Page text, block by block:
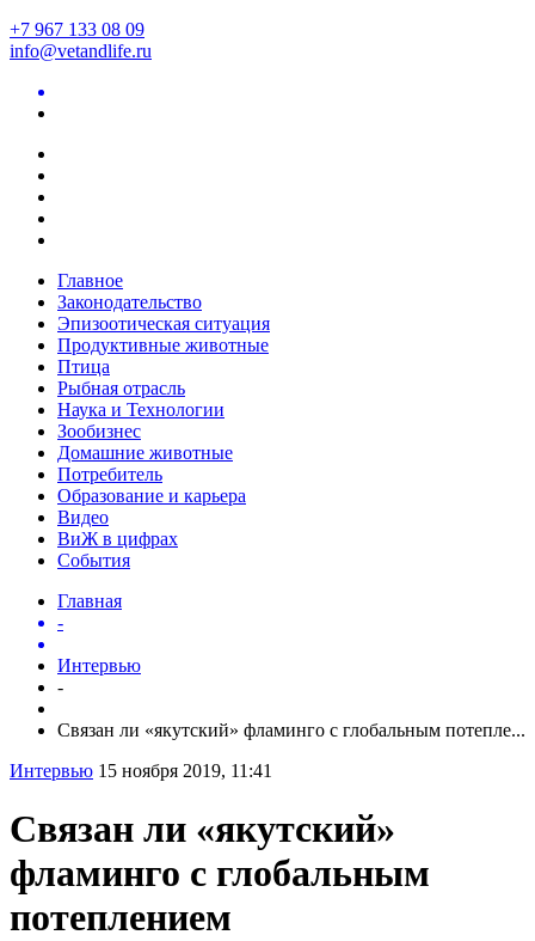
+7 967 133 08 09
info@vetandlife.ru
Главное
Законодательство
Эпизоотическая ситуация
Продуктивные животные
Птица
Рыбная отрасль
Наука и Технологии
Зообизнес
Домашние животные
Потребитель
Образование и карьера
Видео
ВиЖ в цифрах
События
Главная
-
Интервью
-
Связан ли «якутский» фламинго с глобальным потепле...
Интервью 15 ноября 2019, 11:41
Связан ли «якутский»
фламинго с глобальным
потеплением